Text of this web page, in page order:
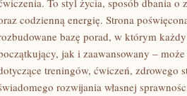
To styl życia, sposób dbania o
codzienną energię. Strona
bazę porad, w którym
jak i zaawansowany –
treningów, ćwiczeń, zdrowego
rozwijania własnej